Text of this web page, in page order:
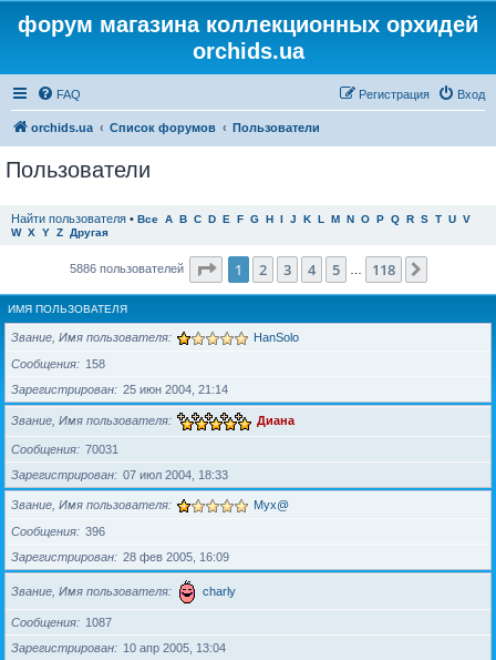
форум магазина коллекционных орхидей
orchids.ua
FAQ Вход
Регистрация
orchids.ua Список форумов Пользователи
Пользователи
Найти пользователя • Все A B C D E F G H I J K L M N O P Q R S T U V
W X Y Z Другая
5886 пользователей Страница из 118
1 2 3 4 5 118
ИМЯ ПОЛЬЗОВАТЕЛЯ
Звание, Имя пользователя HanSolo
Сообщения
158
Зарегистрирован
25 июн 2004, 21:14
Звание, Имя пользователя Диана
Сообщения
70031
Зарегистрирован
07 июл 2004, 18:33
Звание, Имя пользователя Myx@
Сообщения
396
Зарегистрирован
28 фев 2005, 16:09
Звание, Имя пользователя charly
Сообщения
1087
Зарегистрирован
10 апр 2005, 13:04